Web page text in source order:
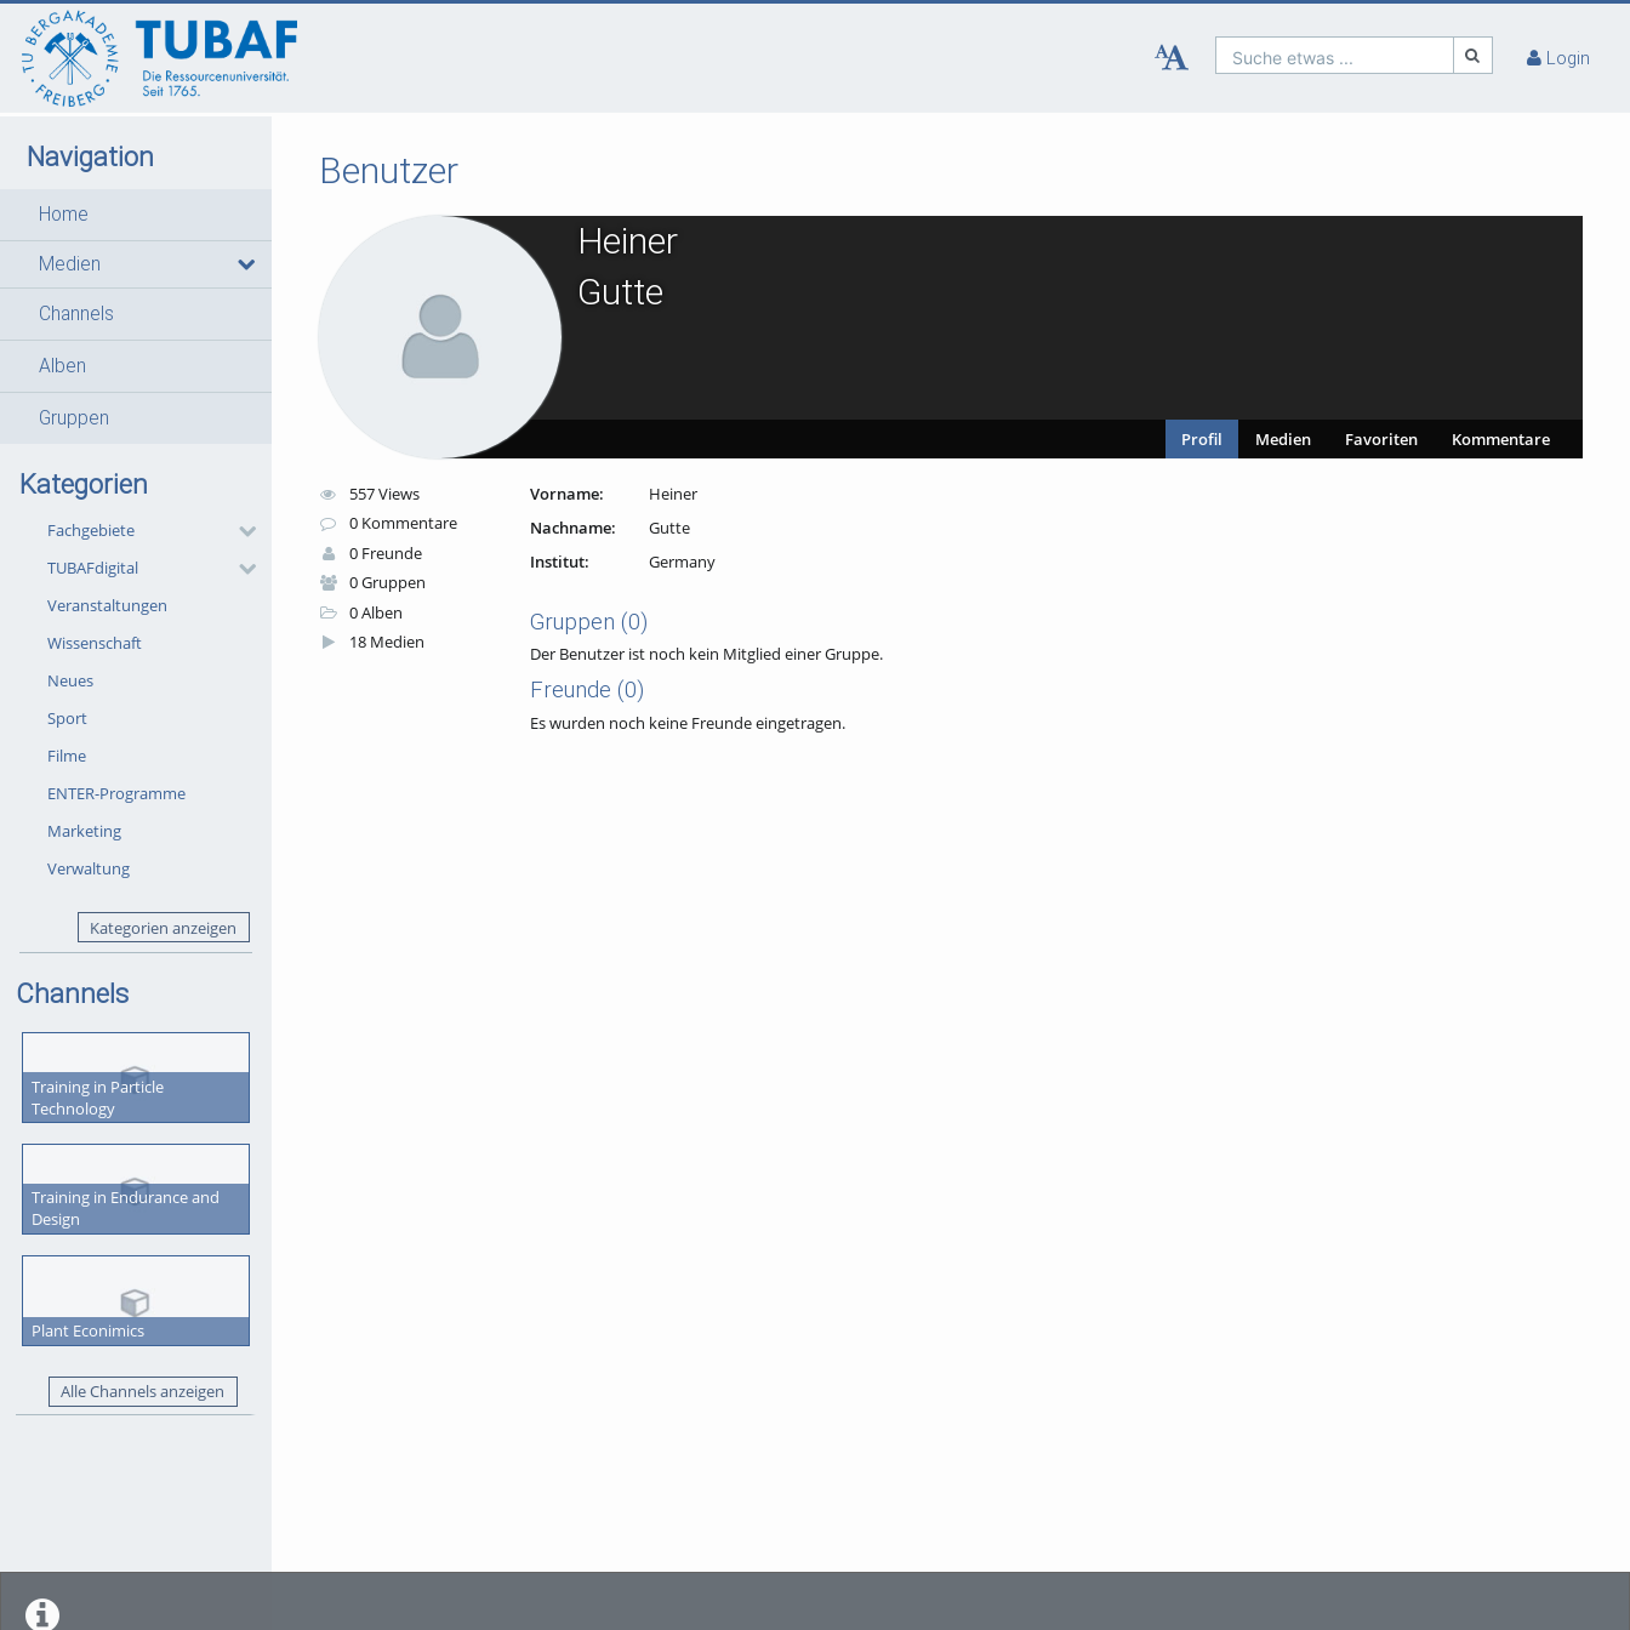
Suche etwas ... Login
Navigation
Home
Medien
Channels
Alben
Gruppen
Kategorien
Fachgebiete
TUBAFdigital
Veranstaltungen
Wissenschaft
Neues
Sport
Filme
ENTER-Programme
Marketing
Verwaltung
Kategorien anzeigen
Channels
Training in Particle
Technology
Training in Endurance and
Design
Plant Econimics
Alle Channels anzeigen
Benutzer
Heiner
Gutte
Profil Medien Favoriten Kommentare
557 Views
0 Kommentare
0 Freunde
0 Gruppen
0 Alben
18 Medien
Vorname:
Heiner
Nachname:
Gutte
Institut:
Germany
Gruppen (0)
Der Benutzer ist noch kein Mitglied einer Gruppe.
Freunde (0)
Es wurden noch keine Freunde eingetragen.